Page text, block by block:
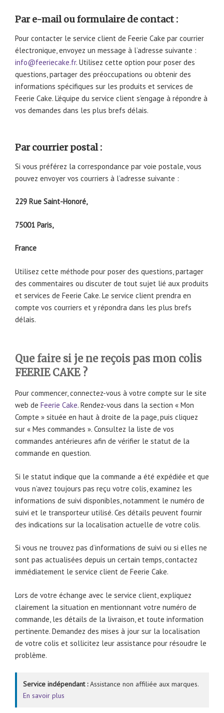
Par e-mail ou formulaire de contact :
Pour contacter le service client de Feerie Cake par courrier
électronique, envoyez un message à l’adresse suivante :
info@feeriecake.fr. Utilisez cette option pour poser des
questions, partager des préoccupations ou obtenir des
informations spécifiques sur les produits et services de
Feerie Cake. L’équipe du service client s’engage à répondre à
vos demandes dans les plus brefs délais.
Par courrier postal :
Si vous préférez la correspondance par voie postale, vous
pouvez envoyer vos courriers à l’adresse suivante :
229 Rue Saint-Honoré,
75001 Paris,
France
Utilisez cette méthode pour poser des questions, partager
des commentaires ou discuter de tout sujet lié aux produits
et services de Feerie Cake. Le service client prendra en
compte vos courriers et y répondra dans les plus brefs
délais.
Que faire si je ne reçois pas mon colis
FEERIE CAKE ?
Pour commencer, connectez-vous à votre compte sur le site
web de Feerie Cake. Rendez-vous dans la section « Mon
Compte » située en haut à droite de la page, puis cliquez
sur « Mes commandes ». Consultez la liste de vos
commandes antérieures afin de vérifier le statut de la
commande en question.
Si le statut indique que la commande a été expédiée et que
vous n’avez toujours pas reçu votre colis, examinez les
informations de suivi disponibles, notamment le numéro de
suivi et le transporteur utilisé. Ces détails peuvent fournir
des indications sur la localisation actuelle de votre colis.
Si vous ne trouvez pas d’informations de suivi ou si elles ne
sont pas actualisées depuis un certain temps, contactez
immédiatement le service client de Feerie Cake.
Lors de votre échange avec le service client, expliquez
clairement la situation en mentionnant votre numéro de
commande, les détails de la livraison, et toute information
pertinente. Demandez des mises à jour sur la localisation
de votre colis et sollicitez leur assistance pour résoudre le
problème.
Service indépendant :Assistance non affiliée aux marques.
En savoir plus